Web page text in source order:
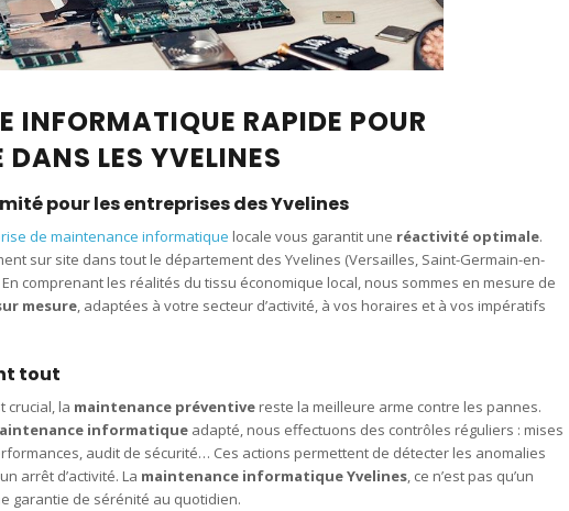
INFORMATIQUE RAPIDE POUR
DANS LES YVELINES
pour les entreprises des Yvelines
de maintenance informatique locale vous garantit une réactivité optimale.
sur site dans tout le département des Yvelines (Versailles, Saint-Germain-en-
En comprenant les réalités du tissu économique local, nous sommes en mesure de
mesure, adaptées à votre secteur d’activité, à vos horaires et à vos impératifs
tout
crucial, la maintenance préventive reste la meilleure arme contre les pannes.
informatique adapté, nous effectuons des contrôles réguliers : mises
audit de sécurité… Ces actions permettent de détecter les anomalies
arrêt d’activité. La maintenance informatique Yvelines, ce n’est pas qu’un
garantie de sérénité au quotidien.